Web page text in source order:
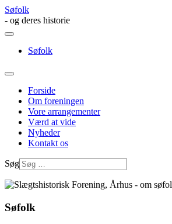
Søfolk
- og deres historie
Søfolk
Forside
Om foreningen
Vore arrangementer
Værd at vide
Nyheder
Kontakt os
Søg
Søfolk